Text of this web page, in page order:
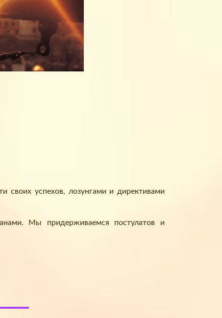
своих успехов, лозунгами и директивами
Мы придерживаемся постулатов и